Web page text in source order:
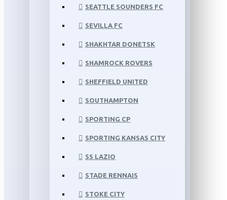
SEATTLE SOUNDERS FC
SEVILLA FC
SHAKHTAR DONETSK
SHAMROCK ROVERS
SHEFFIELD UNITED
SOUTHAMPTON
SPORTING CP
SPORTING KANSAS CITY
SS LAZIO
STADE RENNAIS
STOKE CITY